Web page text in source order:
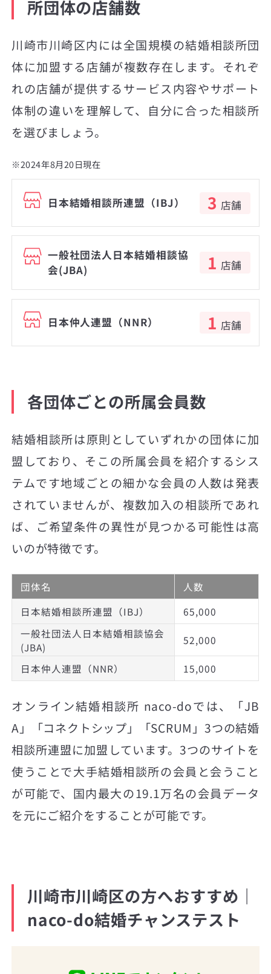
所団体の店舗数
川崎市川崎区内には全国規模の結婚相談所団
体に加盟する店舗が複数存在します。それぞ
れの店舗が提供するサービス内容やサポート
体制の違いを理解して、自分に合った相談所
を選びましょう。
※2024年8月20日現在
日本結婚相談所連盟（IBJ） 3 店舗
一般社団法人日本結婚相談協
会(JBA)
1 店舗
日本仲人連盟（NNR） 1 店舗
各団体ごとの所属会員数
結婚相談所は原則としていずれかの団体に加
盟しており、そこの所属会員を紹介するシス
テムです地域ごとの細かな会員の人数は発表
されていませんが、複数加入の相談所であれ
ば、ご希望条件の異性が見つかる可能性は高
いのが特徴です。
団体名
人数
日本結婚相談所連盟（IBJ）
65,000
一般社団法人日本結婚相談協会
(JBA)
52,000
日本仲人連盟（NNR） 15,000
オンライン結婚相談所 naco-doでは、「JB
A」「コネクトシップ」「SCRUM」3つの結婚
相談所連盟に加盟しています。3つのサイトを
使うことで大手結婚相談所の会員と会うこと
が可能で、国内最大の19.1万名の会員データ
を元にご紹介をすることが可能です。
川崎市川崎区の方へおすすめ｜
naco-do結婚チャンステスト